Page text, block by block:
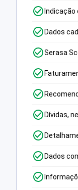
Dados
Serasa
Dívidas,
Dados